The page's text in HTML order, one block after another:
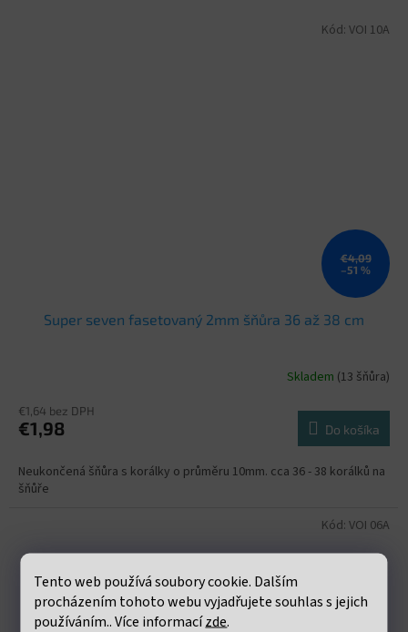
Tento web používá soubory cookie. Dalším
procházením tohoto webu vyjadřujete souhlas s jejich
používáním.. Více informacízde.
€4,09
–51 %
Super seven fasetovaný 2mm šňůra 36 až 38 cm
Skladem (13 šňůra)
€1,64 bez DPH
€1,98 Do košíka
Neukončená šňůra s korálky o průměru 10mm. cca 36 - 38 korálků na
šňůře
Kód: VOI 10A
Kód: VOI 06A